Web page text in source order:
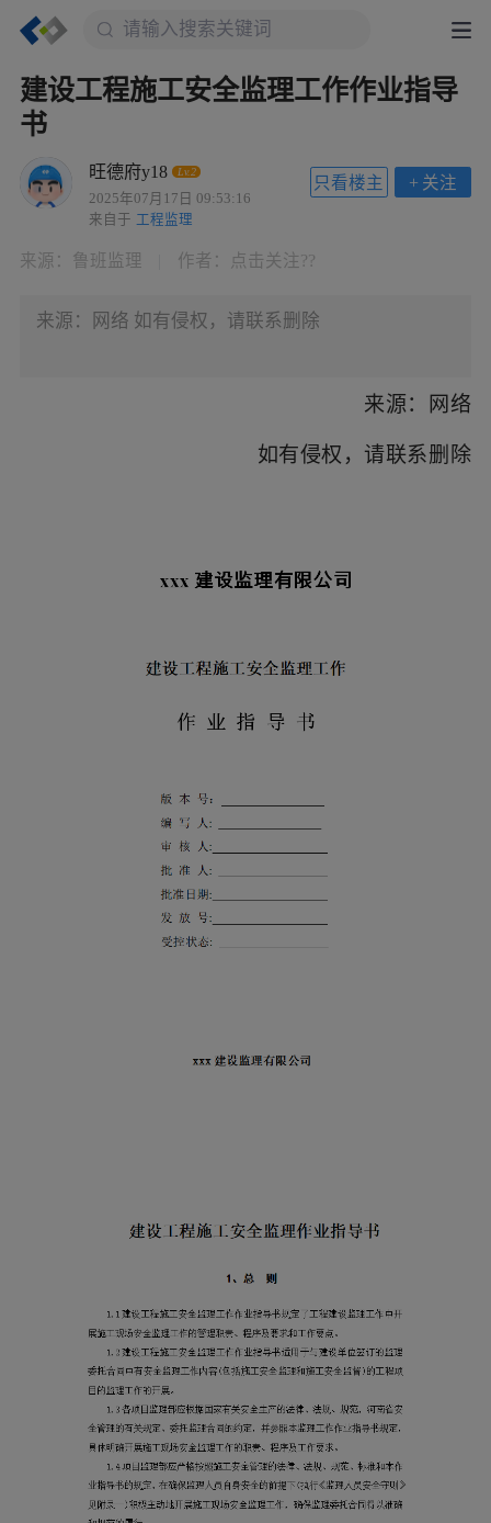
建设工程施工安全监理工作作业指导
书
旺德府y18 Lv.2
2025年07月17日 09:53:16
来自于 工程监理
+ 关注
只看楼主
来源： 鲁班监理 作者： 点击关注??
来源：网络 如有侵权，请联系删除
来源：网络
如有侵权，请联系删除